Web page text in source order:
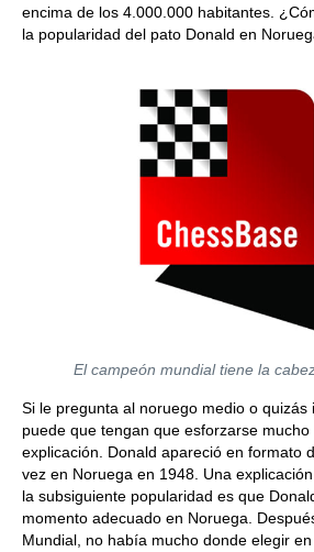
encima de los 4.000.000 habitantes.
la popularidad del pato Donald en
El campeón mundial tiene la
Si le pregunta al noruego medio o quizás
puede que tengan que esforzarse
explicación. Donald apareció en formato
vez en Noruega en 1948. Una
la subsiguiente popularidad es que
momento adecuado en Noruega.
Mundial, no había mucho donde elegir